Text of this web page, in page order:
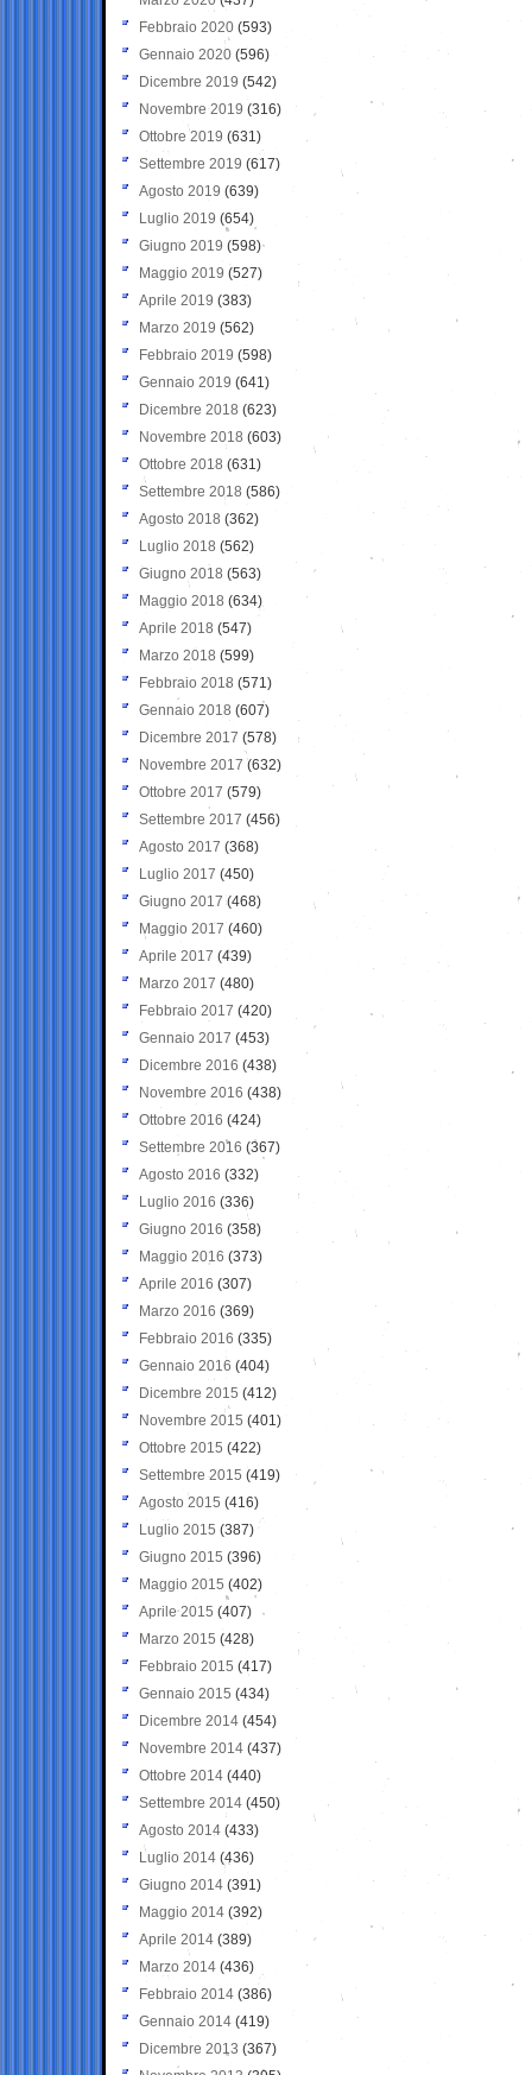
Febbraio 2020 (593)
Gennaio 2020 (596)
Dicembre 2019 (542)
Novembre 2019 (316)
Ottobre 2019 (631)
Settembre 2019 (617)
Agosto 2019 (639)
Luglio 2019 (654)
Giugno 2019 (598)
Maggio 2019 (527)
Aprile 2019 (383)
Marzo 2019 (562)
Febbraio 2019 (598)
Gennaio 2019 (641)
Dicembre 2018 (623)
Novembre 2018 (603)
Ottobre 2018 (631)
Settembre 2018 (586)
Agosto 2018 (362)
Luglio 2018 (562)
Giugno 2018 (563)
Maggio 2018 (634)
Aprile 2018 (547)
Marzo 2018 (599)
Febbraio 2018 (571)
Gennaio 2018 (607)
Dicembre 2017 (578)
Novembre 2017 (632)
Ottobre 2017 (579)
Settembre 2017 (456)
Agosto 2017 (368)
Luglio 2017 (450)
Giugno 2017 (468)
Maggio 2017 (460)
Aprile 2017 (439)
Marzo 2017 (480)
Febbraio 2017 (420)
Gennaio 2017 (453)
Dicembre 2016 (438)
Novembre 2016 (438)
Ottobre 2016 (424)
Settembre 2016 (367)
Agosto 2016 (332)
Luglio 2016 (336)
Giugno 2016 (358)
Maggio 2016 (373)
Aprile 2016 (307)
Marzo 2016 (369)
Febbraio 2016 (335)
Gennaio 2016 (404)
Dicembre 2015 (412)
Novembre 2015 (401)
Ottobre 2015 (422)
Settembre 2015 (419)
Agosto 2015 (416)
Luglio 2015 (387)
Giugno 2015 (396)
Maggio 2015 (402)
Aprile 2015 (407)
Marzo 2015 (428)
Febbraio 2015 (417)
Gennaio 2015 (434)
Dicembre 2014 (454)
Novembre 2014 (437)
Ottobre 2014 (440)
Settembre 2014 (450)
Agosto 2014 (433)
Luglio 2014 (436)
Giugno 2014 (391)
Maggio 2014 (392)
Aprile 2014 (389)
Marzo 2014 (436)
Febbraio 2014 (386)
Gennaio 2014 (419)
Dicembre 2013 (367)